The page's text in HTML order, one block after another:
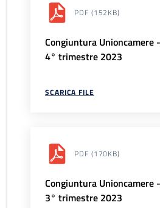
PDF (152KB)
Congiuntura
4° trimestre 2023
SCARICA FILE
PDF (170KB)
Congiuntura
3° trimestre 2023